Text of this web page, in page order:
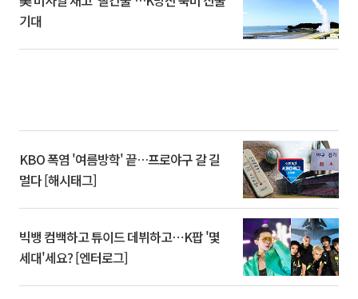
기대
KBO 폭염 '여름방학' 끝…프로야구 갈 길
멀다 [해시태그]
빅뱅 컴백하고 튜이드 데뷔하고⋯K팝 '몇
세대'세요? [엔터로그]